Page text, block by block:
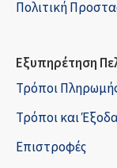
Πολιτική
Εξυπηρέτηση
Τρόποι
Τρόποι και
Επιστροφές